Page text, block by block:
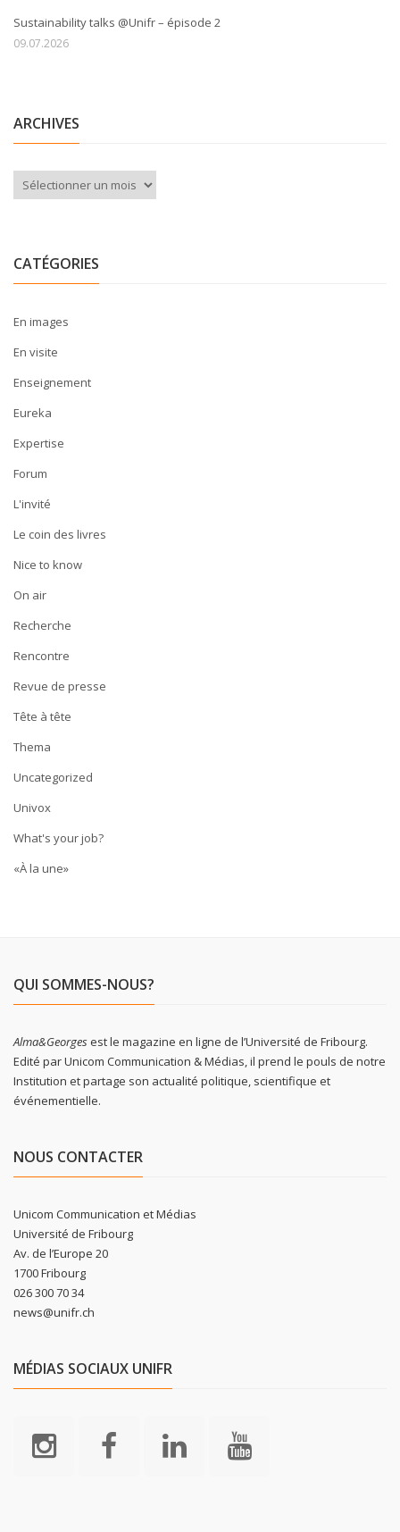
Sustainability talks @Unifr – épisode 2
09.07.2026
ARCHIVES
Archives
CATÉGORIES
En images
En visite
Enseignement
Eureka
Expertise
Forum
L'invité
Le coin des livres
Nice to know
On air
Recherche
Rencontre
Revue de presse
Tête à tête
Thema
Uncategorized
Univox
What's your job?
«À la une»
QUI SOMMES-NOUS?
Alma&Georgesest le magazine en ligne de l’Université de Fribourg.
Edité par Unicom Communication & Médias, il prend le pouls de notre
Institution et partage son actualité politique, scientifique et
événementielle.
NOUS CONTACTER
Unicom Communication et Médias
Université de Fribourg
Av. de l’Europe 20
1700 Fribourg
026 300 70 34
news@unifr.ch
MÉDIAS SOCIAUX UNIFR